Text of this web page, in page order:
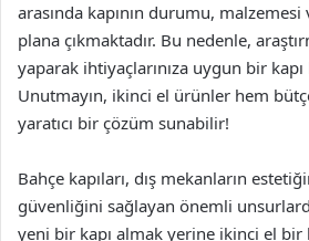
arasında kapının durumu,
plana çıkmaktadır. Bu nedenle,
yaparak ihtiyaçlarınıza uygun bir
Unutmayın, ikinci el ürünler hem
yaratıcı bir çözüm sunabilir!
Bahçe kapıları, dış mekanların
güvenliğini sağlayan önemli
yeni bir kapı almak yerine ikinci el bir